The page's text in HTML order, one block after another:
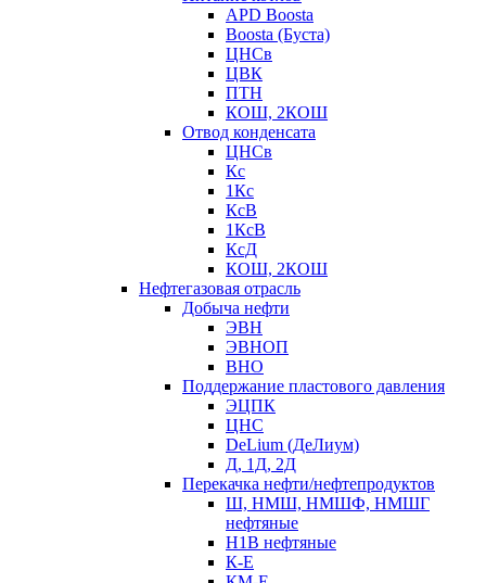
APD Boosta
Boosta (Буста)
ЦНСв
ЦВК
ПТН
КОШ, 2КОШ
Отвод конденсата
ЦНСв
Кс
1Кс
КсВ
1КсВ
КсД
КОШ, 2КОШ
Нефтегазовая отрасль
Добыча нефти
ЭВН
ЭВНОП
ВНО
Поддержание пластового давления
ЭЦПК
ЦНС
DeLium (ДеЛиум)
Д, 1Д, 2Д
Перекачка нефти/нефтепродуктов
Ш, НМШ, НМШФ, НМШГ
нефтяные
Н1В нефтяные
К-Е